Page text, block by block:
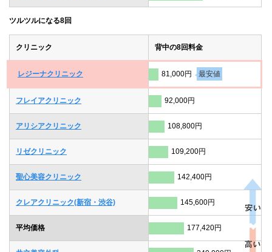
ツルツルになる8回
クリニック 背中の8回料金
レジーナクリニック 81,000円 最安値
フレイアクリニック 92,000円
アリシアクリニック 108,800円
リゼクリニック 109,200円
聖心美容クリニック 142,400円
クレアクリニック(新宿・渋谷) 145,600円
平均価格 177,420円